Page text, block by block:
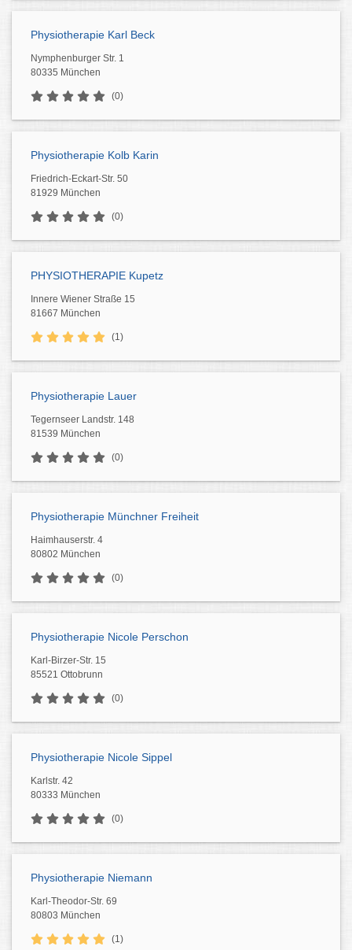
Physiotherapie Karl Beck
Nymphenburger Str. 1
80335 München
(0)
Physiotherapie Kolb Karin
Friedrich-Eckart-Str. 50
81929 München
(0)
PHYSIOTHERAPIE Kupetz
Innere Wiener Straße 15
81667 München
(1)
Physiotherapie Lauer
Tegernseer Landstr. 148
81539 München
(0)
Physiotherapie Münchner Freiheit
Haimhauserstr. 4
80802 München
(0)
Physiotherapie Nicole Perschon
Karl-Birzer-Str. 15
85521 Ottobrunn
(0)
Physiotherapie Nicole Sippel
Karlstr. 42
80333 München
(0)
Physiotherapie Niemann
Karl-Theodor-Str. 69
80803 München
(1)